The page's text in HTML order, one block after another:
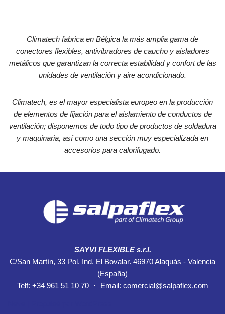
Climatech fabrica en Bélgica la más amplia gama de
conectores flexibles, antivibradores de caucho y aisladores
metálicos que garantizan la correcta estabilidad y confort de las
unidades de ventilación y aire acondicionado.
Climatech, es el mayor especialista europeo en la producción
de elementos de fijación para el aislamiento de conductos de
ventilación; disponemos de todo tipo de productos de soldadura
y maquinaria, así como una sección muy especializada en
accesorios para calorifugado.
SAYVI FLEXIBLE s.r.l.
C/San Martín, 33 Pol. Ind. El Bovalar. 46970 Alaquás - Valencia
(España)
Telf: +34 961 51 10 70 ・ Email: comercial@salpaflex.com